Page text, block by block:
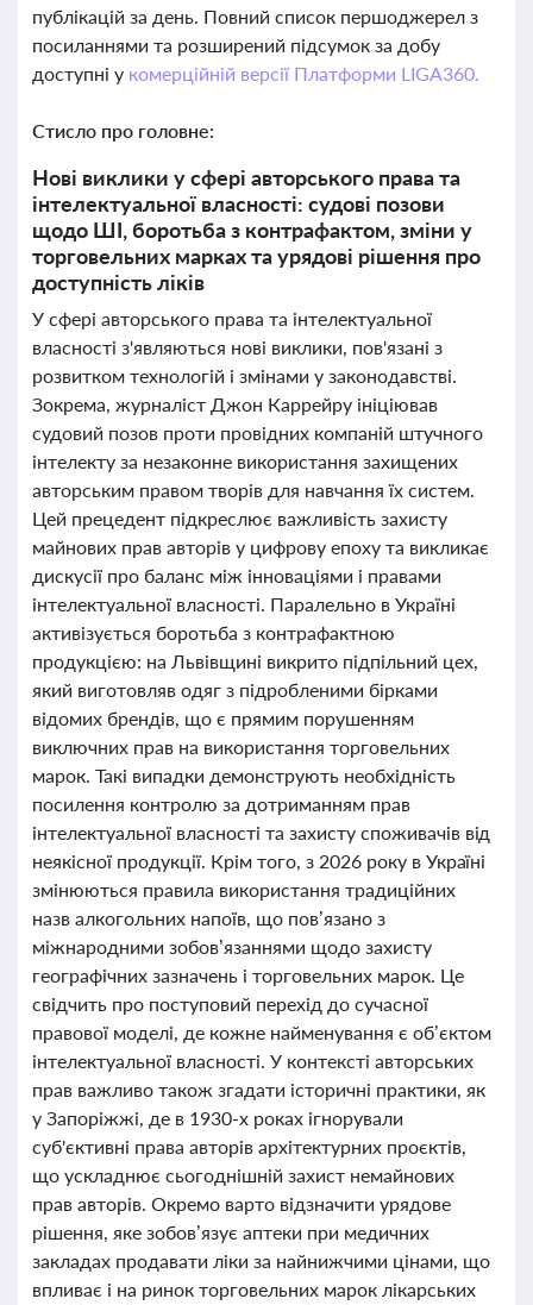
публікацій за день. Повний список першоджерел з
посиланнями та розширений підсумок за добу
доступні у комерційній версії Платформи LIGA360.
Стисло про головне:
Нові виклики у сфері авторського права та
інтелектуальної власності: судові позови
щодо ШІ, боротьба з контрафактом, зміни у
торговельних марках та урядові рішення про
доступність ліків
У сфері авторського права та інтелектуальної
власності з'являються нові виклики, пов'язані з
розвитком технологій і змінами у законодавстві.
Зокрема, журналіст Джон Каррейру ініціював
судовий позов проти провідних компаній штучного
інтелекту за незаконне використання захищених
авторським правом творів для навчання їх систем.
Цей прецедент підкреслює важливість захисту
майнових прав авторів у цифрову епоху та викликає
дискусії про баланс між інноваціями і правами
інтелектуальної власності. Паралельно в Україні
активізується боротьба з контрафактною
продукцією: на Львівщині викрито підпільний цех,
який виготовляв одяг з підробленими бірками
відомих брендів, що є прямим порушенням
виключних прав на використання торговельних
марок. Такі випадки демонструють необхідність
посилення контролю за дотриманням прав
інтелектуальної власності та захисту споживачів від
неякісної продукції. Крім того, з 2026 року в Україні
змінюються правила використання традиційних
назв алкогольних напоїв, що пов’язано з
міжнародними зобов’язаннями щодо захисту
географічних зазначень і торговельних марок. Це
свідчить про поступовий перехід до сучасної
правової моделі, де кожне найменування є об’єктом
інтелектуальної власності. У контексті авторських
прав важливо також згадати історичні практики, як
у Запоріжжі, де в 1930-х роках ігнорували
суб'єктивні права авторів архітектурних проєктів,
що ускладнює сьогоднішній захист немайнових
прав авторів. Окремо варто відзначити урядове
рішення, яке зобов’язує аптеки при медичних
закладах продавати ліки за найнижчими цінами, що
впливає і на ринок торговельних марок лікарських